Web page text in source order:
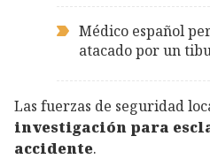
Médico español
atacado por un
Las fuerzas de seguridad
investigación para
accidente.